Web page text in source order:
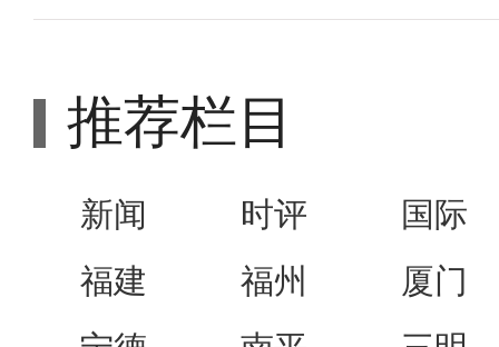
推荐栏目
新闻 时评
国际
福建
福州
厦门